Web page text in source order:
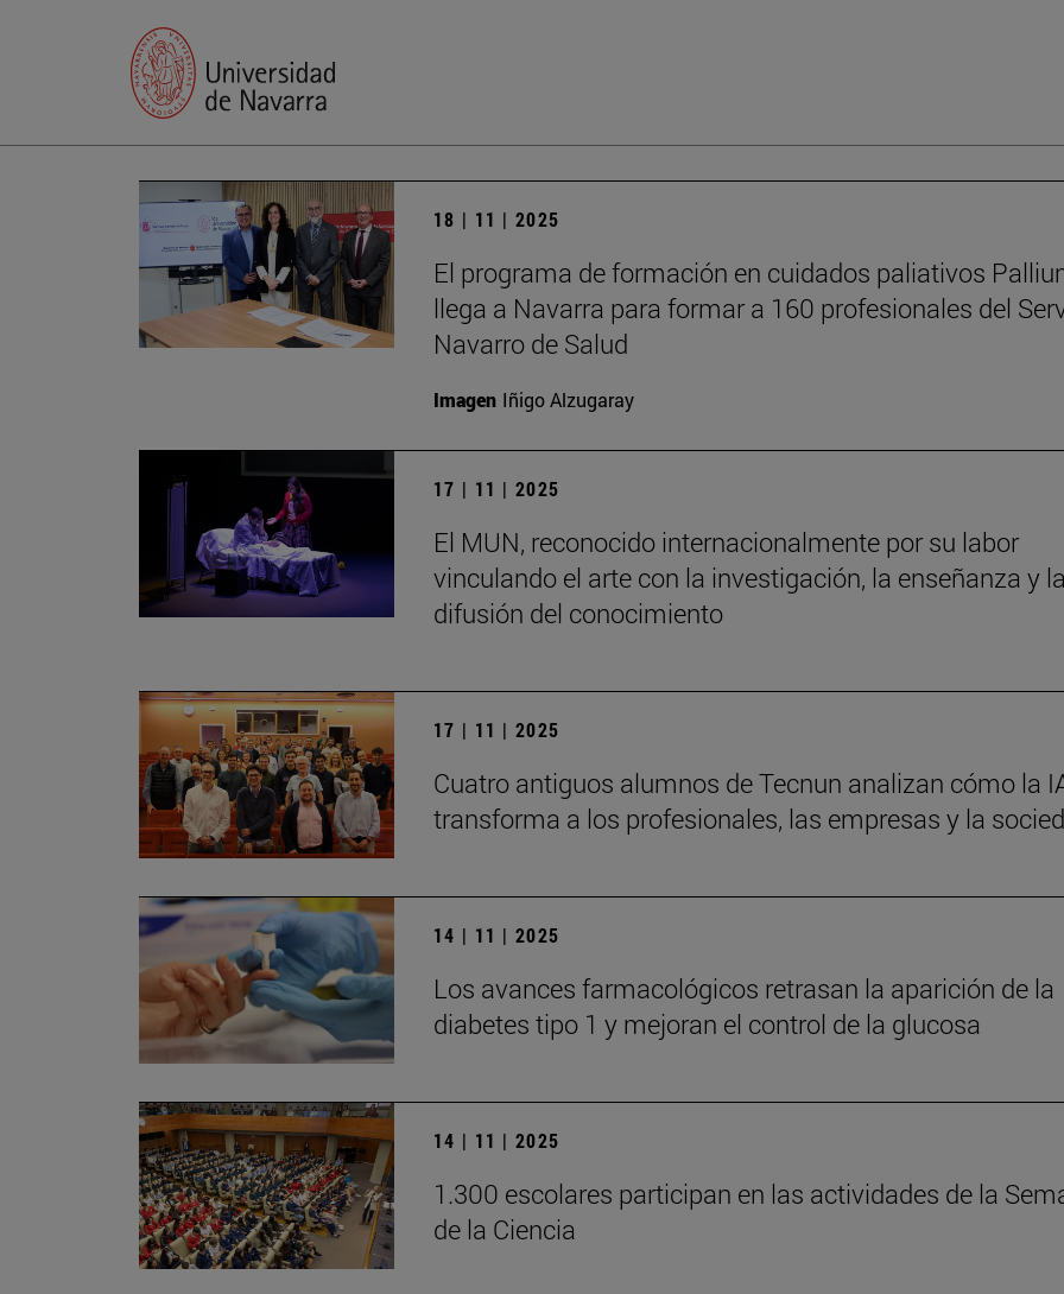
18 | 11 | 2025
El programa de formación en cuidados paliativos
llega a Navarra para formar a 160 profesionales del
Navarro de Salud
Imagen Iñigo Alzugaray
17 | 11 | 2025
El MUN, reconocido internacionalmente por su labor
vinculando el arte con la investigación, la enseñanza y
difusión del conocimiento
17 | 11 | 2025
Cuatro antiguos alumnos de Tecnun analizan cómo la
transforma a los profesionales, las empresas y la
14 | 11 | 2025
Los avances farmacológicos retrasan la aparición de la
diabetes tipo 1 y mejoran el control de la glucosa
14 | 11 | 2025
1.300 escolares participan en las actividades de la
de la Ciencia